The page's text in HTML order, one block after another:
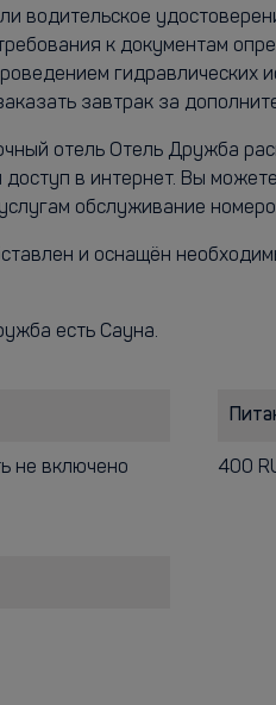
водительское
к документам
завтрак за
отель Отель Дружба
в интернет. Вы
обслуживание
и оснащён
есть Сауна.
не включено 400